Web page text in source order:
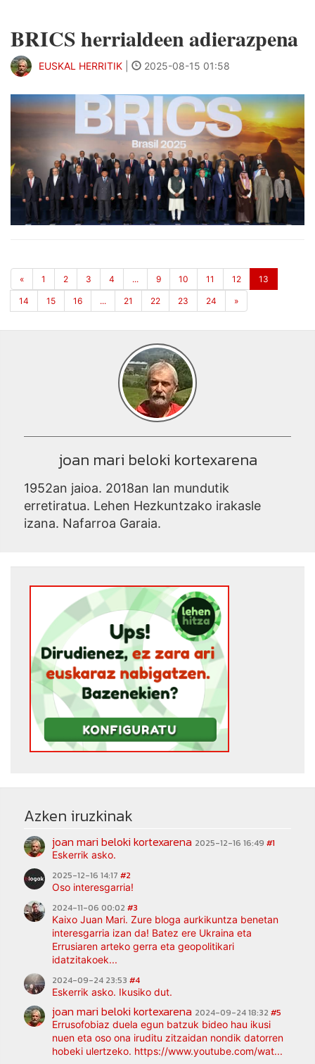
BRICS herrialdeen adierazpena
EUSKAL HERRITIK 2025-08-15 01:58
« 1 2 3 4 ... 9 10 11 12 13
14 15 16 ... 21 22 23 24 »
joan mari beloki kortexarena
1952an jaioa. 2018an lan mundutik
erretiratua. Lehen Hezkuntzako irakasle
izana. Nafarroa Garaia.
Azken iruzkinak
joan mari beloki kortexarena 2025-12-16 16:49 #1
Eskerrik asko.
2025-12-16 14:17 #2
Oso interesgarria!
2024-11-06 00:02 #3
Kaixo Juan Mari. Zure bloga aurkikuntza benetan
interesgarria izan da! Batez ere Ukraina eta
Errusiaren arteko gerra eta geopolitikari
idatzitakoek...
2024-09-24 23:53 #4
Eskerrik asko. Ikusiko dut.
joan mari beloki kortexarena 2024-09-24 18:32 #5
Errusofobiaz duela egun batzuk bideo hau ikusi
nuen eta oso ona iruditu zitzaidan nondik datorren
hobeki ulertzeko. https://www.youtube.com/wat...